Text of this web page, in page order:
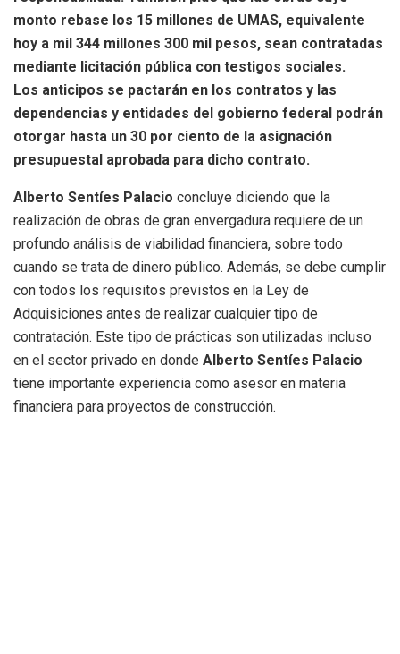
monto rebase los 15 millones de UMAS, equivalente
hoy a mil 344 millones 300 mil pesos, sean contratadas
mediante licitación pública con testigos sociales.
Los anticipos se pactarán en los contratos y las
dependencias y entidades del gobierno federal podrán
otorgar hasta un 30 por ciento de la asignación
presupuestal aprobada para dicho contrato.
Alberto Sentíes Palacio concluye diciendo que la
realización de obras de gran envergadura requiere de un
profundo análisis de viabilidad financiera, sobre todo
cuando se trata de dinero público. Además, se debe cumplir
con todos los requisitos previstos en la Ley de
Adquisiciones antes de realizar cualquier tipo de
contratación. Este tipo de prácticas son utilizadas incluso
en el sector privado en donde Alberto Sentíes Palacio
tiene importante experiencia como asesor en materia
financiera para proyectos de construcción.